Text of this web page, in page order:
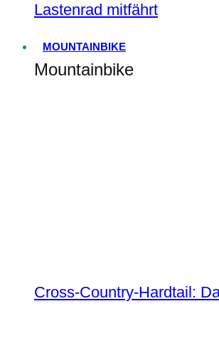
Lastenrad mitfährt
MOUNTAINBIKE
Mountainbike
Cross-Country-Hardtail: